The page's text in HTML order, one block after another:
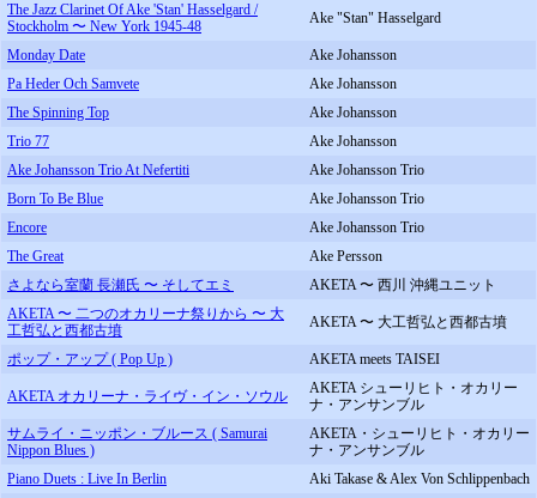
The Jazz Clarinet Of Ake 'Stan' Hasselgard /
Stockholm 〜 New York 1945-48
Ake "Stan" Hasselgard
Monday Date
Ake Johansson
Pa Heder Och Samvete
Ake Johansson
The Spinning Top
Ake Johansson
Trio 77
Ake Johansson
Ake Johansson Trio At Nefertiti
Ake Johansson Trio
Born To Be Blue
Ake Johansson Trio
Encore
Ake Johansson Trio
The Great
Ake Persson
さよなら室蘭 長瀬氏 〜 そしてエミ
AKETA 〜 西川 沖縄ユニット
AKETA 〜 二つのオカリーナ祭りから 〜 大
工哲弘と西都古墳
AKETA 〜 大工哲弘と西都古墳
ポップ・アップ ( Pop Up ) AKETA meets TAISEI
AKETA オカリーナ・ライヴ・イン・ソウル
AKETA シューリヒト・オカリー
ナ・アンサンブル
サムライ・ニッポン・ブルース ( Samurai
Nippon Blues )
AKETA・シューリヒト・オカリー
ナ・アンサンブル
Piano Duets : Live In Berlin
Aki Takase & Alex Von Schlippenbach